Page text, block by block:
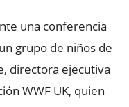
una conferencia
grupo de niños de
directora ejecutiva
WWF UK, quien